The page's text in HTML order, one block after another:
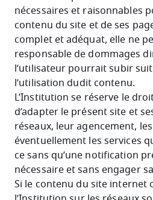
nécessaires et raisonnables
contenu du site et de ses
complet et adéquat, elle ne
responsable de dommages
l’utilisateur pourrait subir
l’utilisation dudit contenu.
L’Institution se réserve le
d’adapter le présent site et
réseaux, leur agencement,
éventuellement les services
ce sans qu’une notification
nécessaire et sans engager
Si le contenu du site internet